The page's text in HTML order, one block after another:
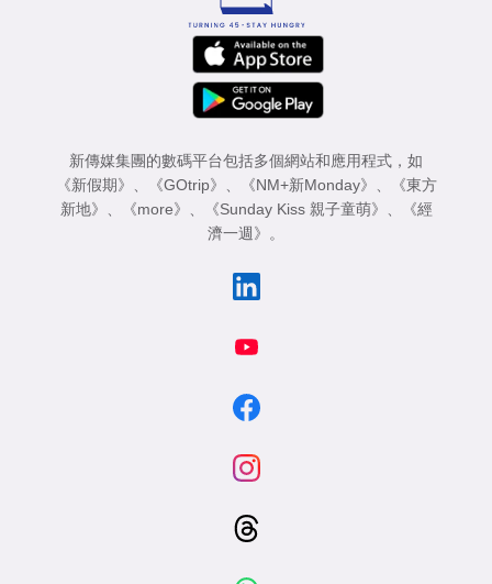
新傳媒集團的數碼平台包括多個網站和應用程式，如
《新假期》
《GOtrip》 《NM+新Monday》
《東方
新地》
《more》 《Sunday Kiss 親子童萌》
《經
濟一週》
。